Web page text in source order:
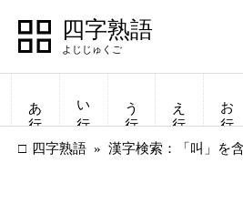
四字熟語
あ行 い行 う行 え行 お行
四字熟語 漢字検索：「叫」を